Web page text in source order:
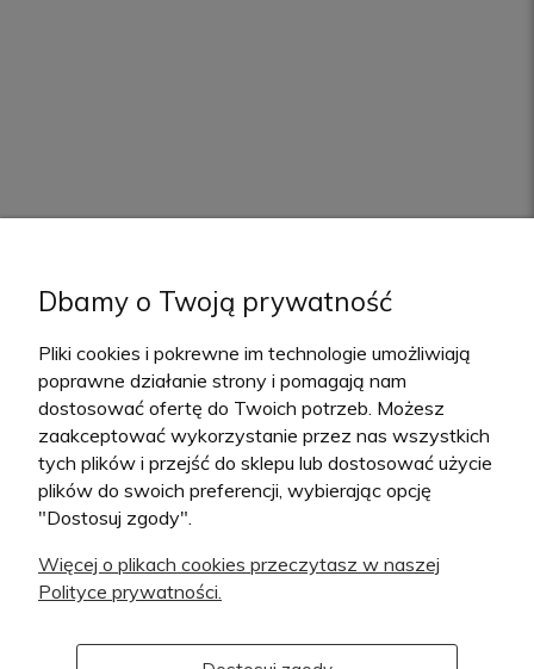
NEWSLETTER
Dbamy o Twoją prywatność
Pliki cookies i pokrewne im technologie umożliwiają
poprawne działanie strony i pomagają nam
dostosować ofertę do Twoich potrzeb. Możesz
zaakceptować wykorzystanie przez nas wszystkich
tych plików i przejść do sklepu lub dostosować użycie
plików do swoich preferencji, wybierając opcję
"Dostosuj zgody".
Więcej o plikach cookies przeczytasz w naszej
Polityce prywatności.